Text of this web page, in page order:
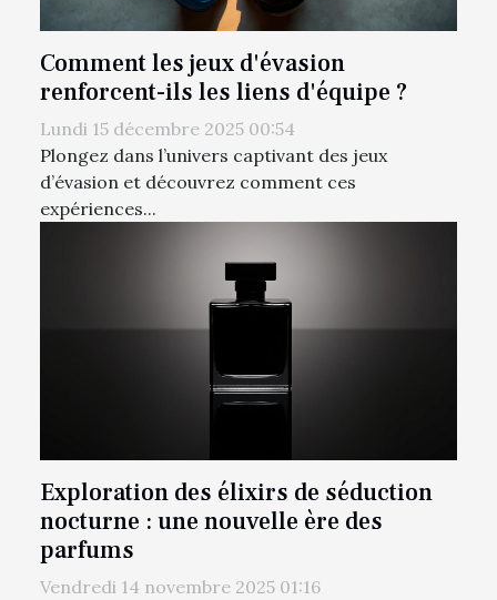
Comment les jeux d'évasion
renforcent-ils les liens d'équipe ?
Lundi 15 décembre 2025 00:54
Plongez dans l’univers captivant des jeux
d’évasion et découvrez comment ces
expériences...
Exploration des élixirs de séduction
nocturne : une nouvelle ère des
parfums
Vendredi 14 novembre 2025 01:16